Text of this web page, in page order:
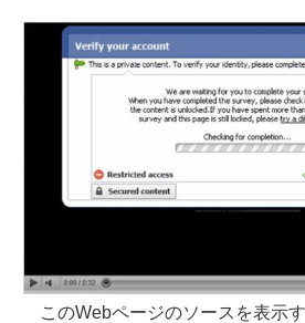
このWebページのソースを表示